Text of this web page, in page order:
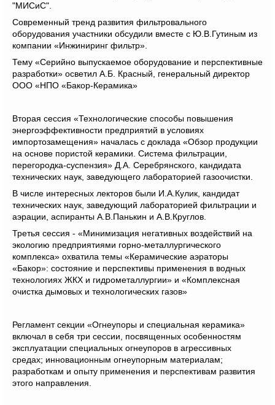
"МИСиС".
Современный тренд развития фильтровального
оборудования участники обсудили вместе с Ю.В.Гутиным из
компании «Инжиниринг фильтр».
Тему «Серийно выпускаемое оборудование и перспективные
разработки» осветил А.Б. Красный, генеральный директор
ООО «НПО «Бакор-Керамика»
Вторая сессия «Технологические способы повышения
энергоэффективности предприятий в условиях
импортозамещения» началась с доклада «Обзор продукции
на основе пористой керамики. Система фильтрации,
перегородка-суспензия» Д.А. Серебрянского, кандидата
технических наук, заведующего лабораторией газоочистки.
В числе интересных лекторов были И.А.Кулик, кандидат
технических наук, заведующий лабораторией фильтрации и
аэрации, аспиранты А.В.Панькин и А.В.Круглов.
Третья сессия - «Минимизация негативных воздействий на
экологию предприятиями горно-металлургического
комплекса» охватила темы «Керамические аэраторы
«Бакор»: состояние и перспективы применения в водных
технологиях ЖКХ и гидрометаллургии» и «Комплексная
очистка дымовых и технологических газов»
Регламент секции «Огнеупоры и специальная керамика»
включал в себя три сессии, посвященных особенностям
эксплуатации специальных огнеупоров в агрессивных
средах; инновационным огнеупорным материалам;
разработкам и опыту применения и перспективам развития
этого направления.